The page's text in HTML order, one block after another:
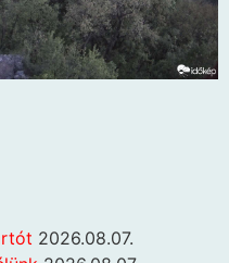
2026.08.07.